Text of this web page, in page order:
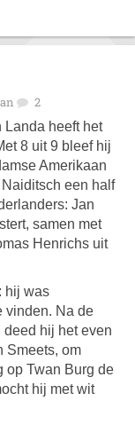
2
Landa heeft het
8 uit 9 bleef hij
Amerikaan
een half
Jan
samen met
Henrichs uit
hij was
vinden. Na de
hij het even
Smeets, om
op Twan Burg de
hij met wit